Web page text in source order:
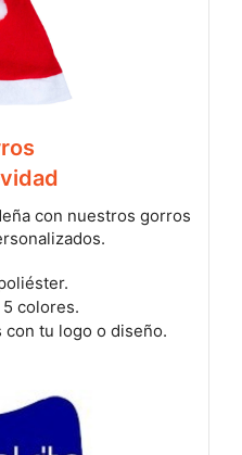
con nuestros gorros
colores.
con tu logo o diseño.